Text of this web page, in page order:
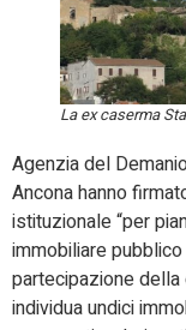
La ex caserma
Agenzia del
Ancona hanno
istituzionale “per
immobiliare pubblico
partecipazione
individua undici